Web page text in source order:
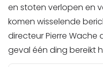
en stoten verlopen en
komen wisselende
directeur Pierre
geval één ding bereikt